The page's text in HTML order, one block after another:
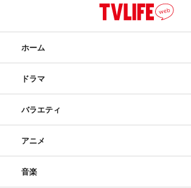
ホーム
ドラマ
バラエティ
アニメ
音楽